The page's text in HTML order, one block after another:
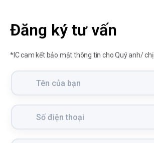
Đăng ký tư vấn
*IC cam kết bảo mật thông tin cho Quý anh/ chị